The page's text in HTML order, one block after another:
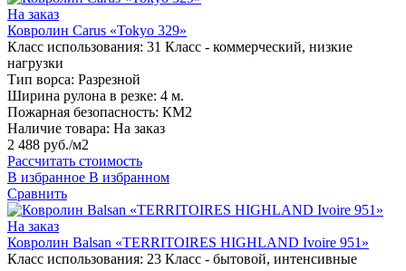
На заказ
Ковролин Carus «Tokyo 329»
Класс использования: 31 Класс - коммерческий, низкие
нагрузки
Тип ворса: Разрезной
Ширина рулона в резке: 4 м.
Пожарная безопасность: КМ2
Наличие товара: На заказ
2 488 руб./м2
Рассчитать стоимость
В избранное В избранном
Сравнить
На заказ
Ковролин Balsan «TERRITOIRES HIGHLAND Ivoire 951»
Класс использования: 23 Класс - бытовой, интенсивные